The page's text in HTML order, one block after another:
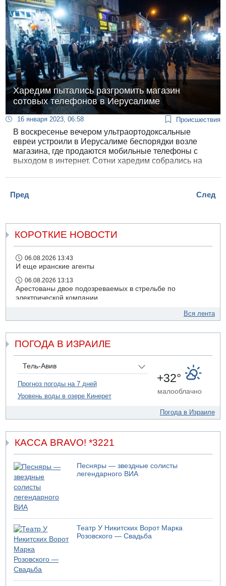
Харедим пытались разгромить магазин
сотовых телефонов в Иерусалиме
16 января 2023, 06:58 Происшествия
В воскресенье вечером ультраортодоксальные
евреи устроили в Иерусалиме беспорядки возле
магазина, где продаются мобильные телефоны с
выходом в интернет. Сотни харедим собрались на
с намерением устроить погром в магазине сотовых
Пред След
КОРОТКИЕ НОВОСТИ
06.08.2026 13:43
И еще иранские агенты
06.08.2026 13:13
Арестованы двое подозреваемых в стрельбе по
электрической компании
Возле Кирьят-Арбы пожар на местности
06.08.2026 12:06
США не будут давить на Израиль в вопросе Ливана
06.08.2026 11:41
Трое подростков ограбили сексшоп в Холоне
Взрыв в Северном Тель-Авиве
Вся лента
ПОГОДА В ИЗРАИЛЕ
Тель-Авив
Прогноз погоды на 7 дней
Уровень воды в озере Кинерет
+32°
малооблачно
Погода в Израиле
КАССА BRAVO! *3221
Песняры — звездные солисты
легендарного ВИА
Театр У Никитских Ворот Марка
Розовского — Свадьба